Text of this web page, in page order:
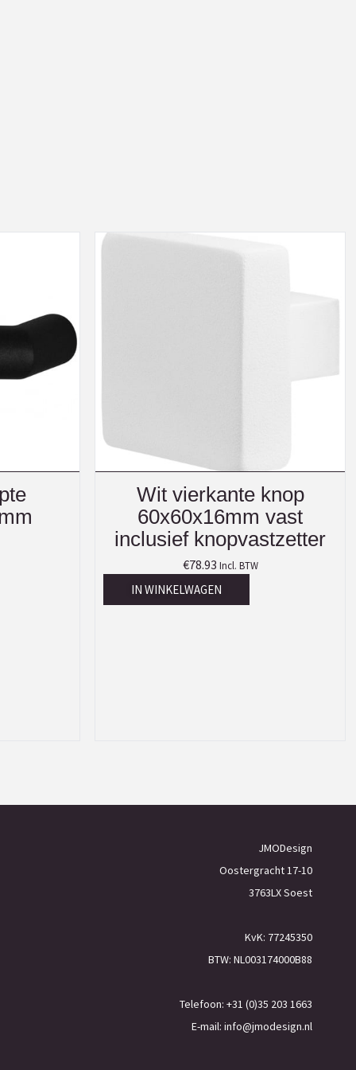
Wit vierkante knop
60x60x16mm vast
inclusief knopvastzetter
€78.93 Incl. BTW
IN WINKELWAGEN
JMODesign
Oostergracht 17-10
3763LX Soest
KvK: 77245350
BTW: NL003174000B88
Telefoon: +31 (0)35 203 1663
E-mail: info@jmodesign.nl